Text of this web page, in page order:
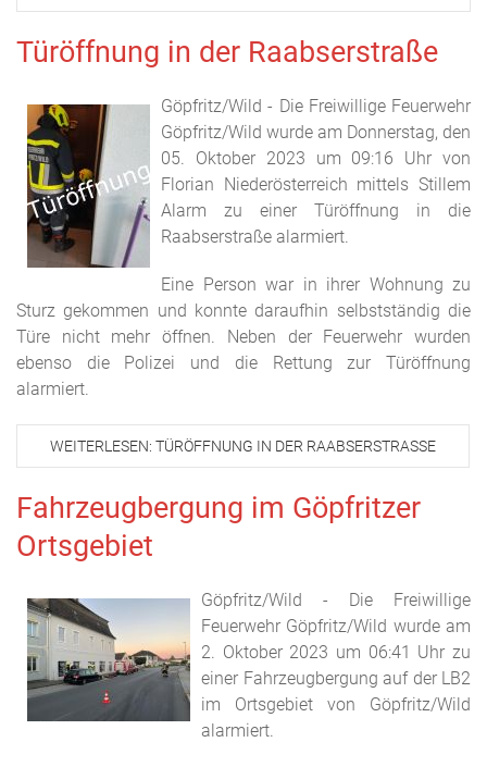
Türöffnung in der Raabserstraße
Göpfritz/Wild - Die Freiwillige Feuerwehr
Göpfritz/Wild wurde am Donnerstag, den
05. Oktober 2023 um 09:16 Uhr von
Florian Niederösterreich mittels Stillem
Alarm zu einer Türöffnung in die
Raabserstraße alarmiert.
Eine Person war in ihrer Wohnung zu
Sturz gekommen und konnte daraufhin selbstständig die
Türe nicht mehr öffnen. Neben der Feuerwehr wurden
ebenso die Polizei und die Rettung zur Türöffnung
alarmiert.
WEITERLESEN: TÜRÖFFNUNG IN DER RAABSERSTRASSE
Fahrzeugbergung im Göpfritzer
Ortsgebiet
Göpfritz/Wild - Die Freiwillige
Feuerwehr Göpfritz/Wild wurde am
2. Oktober 2023 um 06:41 Uhr zu
einer Fahrzeugbergung auf der LB2
im Ortsgebiet von Göpfritz/Wild
alarmiert.